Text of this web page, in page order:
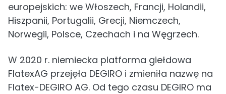
europejskich: we Włoszech, Francji, Holandii,
Hiszpanii, Portugalii, Grecji, Niemczech,
Norwegii, Polsce, Czechach i na Węgrzech.
W 2020 r. niemiecka platforma giełdowa
FlatexAG przejęła DEGIRO i zmieniła nazwę na
Flatex-DEGIRO AG. Od tego czasu DEGIRO ma